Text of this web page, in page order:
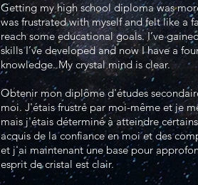
Getting my high school diploma was
was frustrated with myself and felt like a
reach some educational goals. I’ve
skills I’ve developed and now I have a
knowledge. My crystal mind is clear.
Obtenir mon diplôme d'études
moi. J'étais frustré par moi-même et je
mais j'étais déterminé à atteindre
acquis de la confiance en moi et des
et j'ai maintenant une base pour
esprit de cristal est clair.